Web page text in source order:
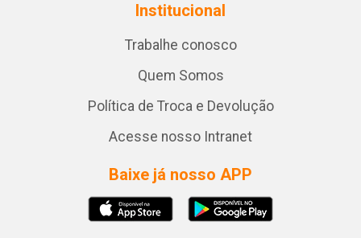
Institucional
Trabalhe conosco
Quem Somos
Política de Troca e Devolução
Acesse nosso Intranet
Baixe já nosso APP